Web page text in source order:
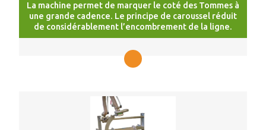
La machine permet de marquer le coté des Tommes à
une grande cadence. Le principe de caroussel réduit
de considérablement l’encombrement de la ligne.